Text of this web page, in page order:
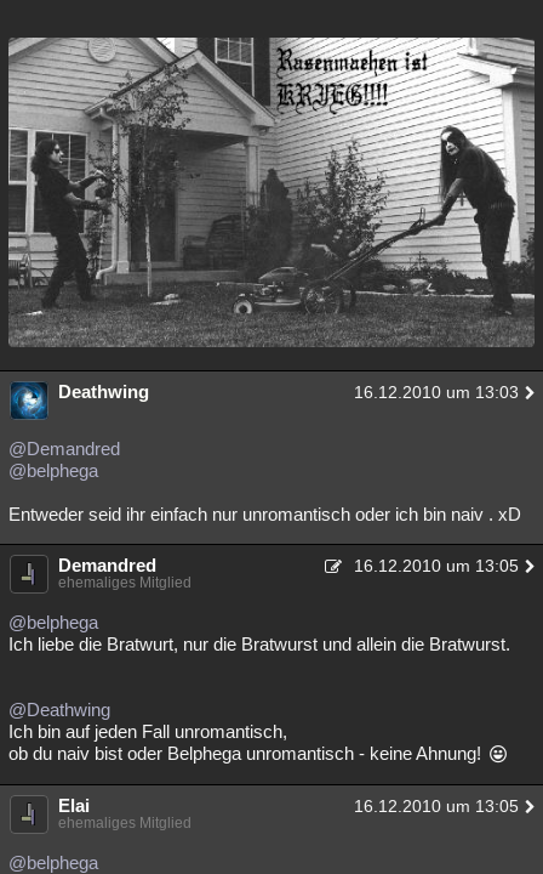
Deathwing 16.12.2010 um 13:03
@Demandred
@belphega
Entweder seid ihr einfach nur unromantisch oder ich bin naiv . xD
Demandred 16.12.2010 um 13:05
ehemaliges Mitglied
@belphega
Ich liebe die Bratwurt, nur die Bratwurst und allein die Bratwurst.
@Deathwing
Ich bin auf jeden Fall unromantisch,
ob du naiv bist oder Belphega unromantisch - keine Ahnung!
Elai 16.12.2010 um 13:05
ehemaliges Mitglied
@belphega